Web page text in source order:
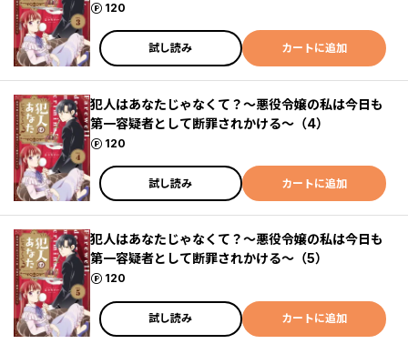
120
ポイント
試し読み カートに追加
犯人はあなたじゃなくて？～悪役令嬢の私は今日も
第一容疑者として断罪されかける～（4）
120
ポイント
試し読み カートに追加
犯人はあなたじゃなくて？～悪役令嬢の私は今日も
第一容疑者として断罪されかける～（5）
120
ポイント
試し読み カートに追加